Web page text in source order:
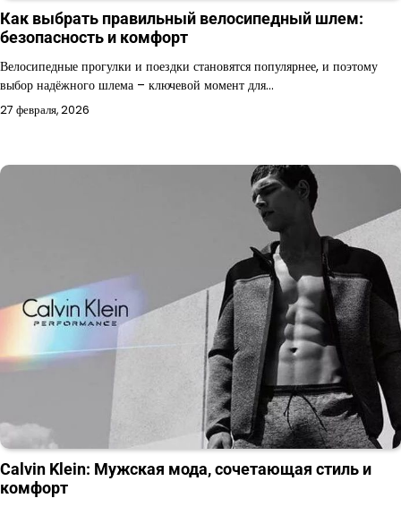
Как выбрать правильный велосипедный шлем:
безопасность и комфорт
Велосипедные прогулки и поездки становятся популярнее, и поэтому
выбор надёжного шлема – ключевой момент для…
27 февраля, 2026
Calvin Klein: Мужская мода, сочетающая стиль и
комфорт